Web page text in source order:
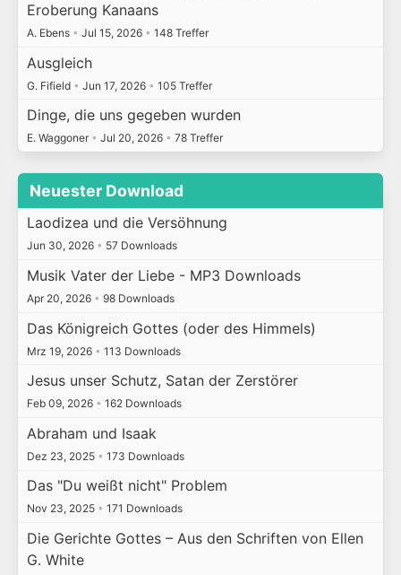
Eroberung Kanaans
A. Ebens • Jul 15, 2026 • 148 Treffer
Ausgleich
G. Fifield • Jun 17, 2026 • 105 Treffer
Dinge, die uns gegeben wurden
E. Waggoner • Jul 20, 2026 • 78 Treffer
Neuester Download
Laodizea und die Versöhnung
Jun 30, 2026 • 57 Downloads
Musik Vater der Liebe - MP3 Downloads
Apr 20, 2026 • 98 Downloads
Das Königreich Gottes (oder des Himmels)
Mrz 19, 2026 • 113 Downloads
Jesus unser Schutz, Satan der Zerstörer
Feb 09, 2026 • 162 Downloads
Abraham und Isaak
Dez 23, 2025 • 173 Downloads
Das "Du weißt nicht" Problem
Nov 23, 2025 • 171 Downloads
Die Gerichte Gottes – Aus den Schriften von Ellen
G. White